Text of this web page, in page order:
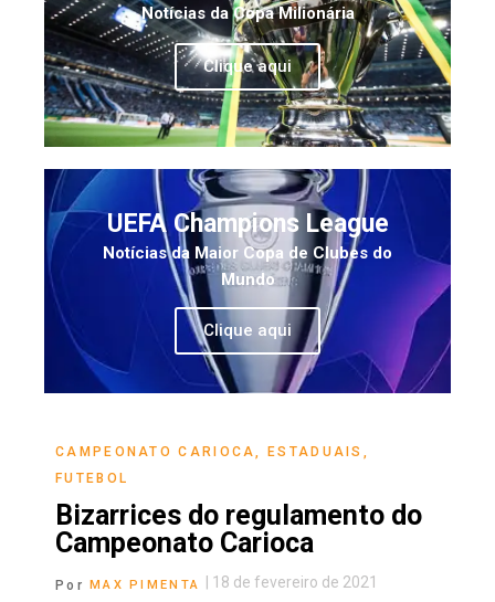
Notícias da Copa Milionária
Clique aqui
UEFA Champions League
Notícias da Maior Copa de Clubes do
Mundo
Clique aqui
CAMPEONATO CARIOCA ,ESTADUAIS
FUTEBOL
Bizarrices do regulamento do
Campeonato Carioca
Por MAX PIMENTA 18 de fevereiro de 2021